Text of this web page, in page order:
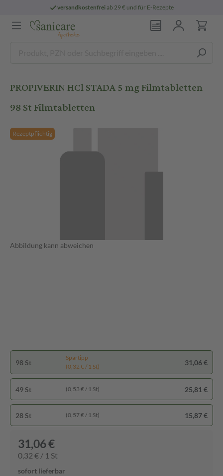
versandkostenfreiab 29 € und für E-Rezepte
PROPIVERIN HCl STADA 5 mg Filmtabletten
98 St Filmtabletten
Rezeptpflichtig
Abbildung kann abweichen
98 St
Spartipp
(0,32 € / 1 St)
31,06 €
49 St (0,53 € / 1 St) 25,81 €
28 St (0,57 € / 1 St) 15,87 €
31,06 €
0,32 € / 1 St
sofort lieferbar